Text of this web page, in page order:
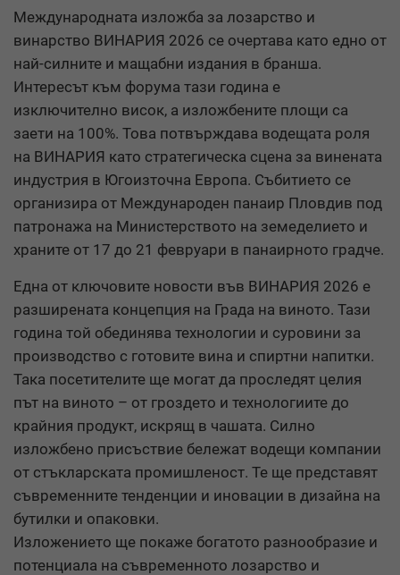
Международната изложба за лозарство и
винарство ВИНАРИЯ 2026 се очертава като едно от
най-силните и мащабни издания в бранша.
Интересът към форума тази година е
изключително висок, а изложбените площи са
заети на 100%. Това потвърждава водещата роля
на ВИНАРИЯ като стратегическа сцена за винената
индустрия в Югоизточна Европа. Събитието се
организира от Международен панаир Пловдив под
патронажа на Министерството на земеделието и
храните от 17 до 21 февруари в панаирното градче.
Една от ключовите новости във ВИНАРИЯ 2026 е
разширената концепция на Града на виното. Тази
година той обединява технологии и суровини за
производство с готовите вина и спиртни напитки.
Така посетителите ще могат да проследят целия
път на виното – от гроздето и технологиите до
крайния продукт, искрящ в чашата. Силно
изложбено присъствие бележат водещи компании
от стъкларската промишленост. Те ще представят
съвременните тенденции и иновации в дизайна на
бутилки и опаковки.
Изложението ще покаже богатото разнообразие и
потенциала на съвременното лозарство и